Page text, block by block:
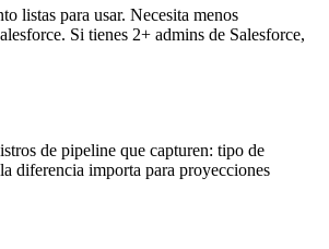
listas para usar. Necesita menos
Si tienes 2+ admins de Salesforce,
de pipeline que capturen: tipo de
diferencia importa para proyecciones